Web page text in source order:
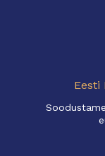
Eesti